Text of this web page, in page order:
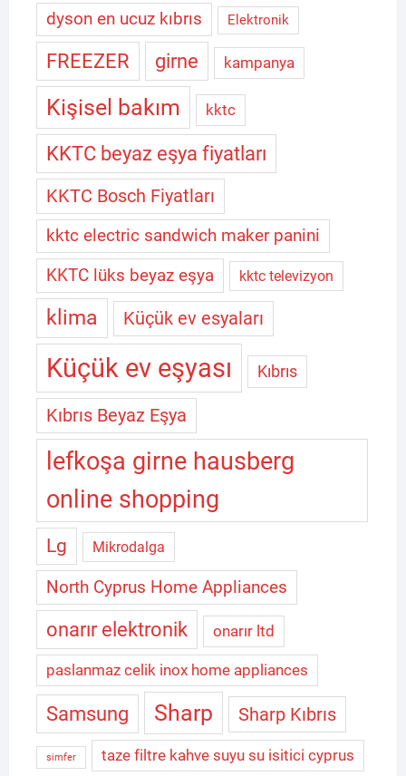
dyson en ucuz kıbrıs Elektronik
FREEZER girne kampanya
Kişisel bakım kktc
KKTC beyaz eşya fiyatları
KKTC Bosch Fiyatları
kktc electric sandwich maker panini
KKTC lüks beyaz eşya kktc televizyon
klima Küçük ev esyaları
Küçük ev eşyası Kıbrıs
Kıbrıs Beyaz Eşya
lefkoşa girne hausberg
online shopping
Lg Mikrodalga
North Cyprus Home Appliances
onarır elektronik onarır ltd
paslanmaz celik inox home appliances
Samsung Sharp Sharp Kıbrıs
simfer taze filtre kahve suyu su isitici cyprus